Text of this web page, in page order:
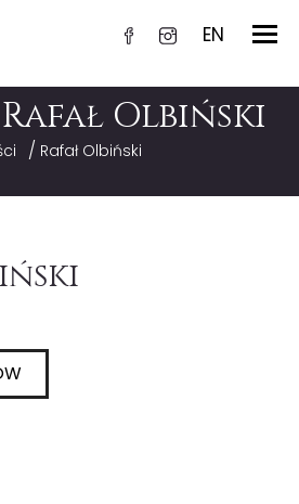
EN
Olbiński
/ Rafał Olbiński